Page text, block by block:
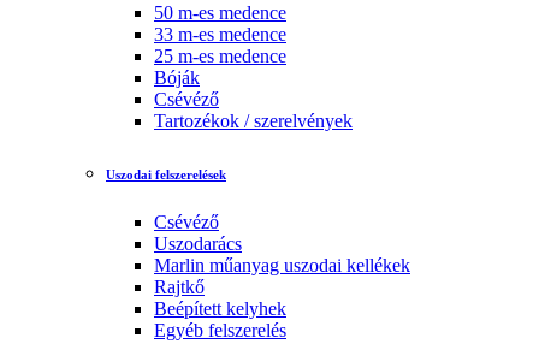
50 m-es medence
33 m-es medence
25 m-es medence
Bóják
Csévéző
Tartozékok / szerelvények
Uszodai felszerelések
Csévéző
Uszodarács
Marlin műanyag uszodai kellékek
Rajtkő
Beépített kelyhek
Egyéb felszerelés